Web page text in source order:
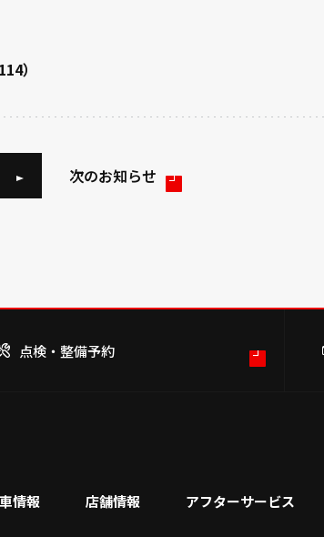
）
次のお知らせ
点検・整備予約
情報 店舗情報 アフターサービス